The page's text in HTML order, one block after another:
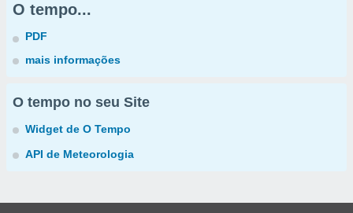
O tempo...
PDF
mais informações
O tempo no seu Site
Widget de O Tempo
API de Meteorologia